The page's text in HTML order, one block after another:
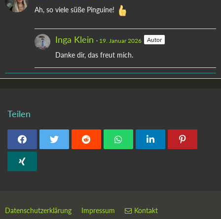
Ah, so viele süße Pinguine!
Inga Klein 19. Januar 2026 Autor
Danke dir, das freut mich.
Teilen
Datenschutzerklärung Impressum Kontakt